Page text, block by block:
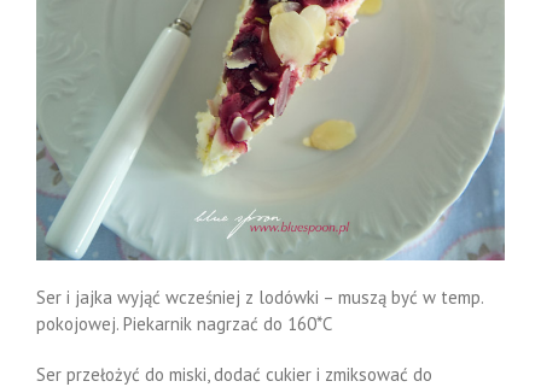
Ser i jajka wyjąć wcześniej z lodówki – muszą być w temp.
pokojowej. Piekarnik nagrzać do 160*C
Ser przełożyć do miski, dodać cukier i zmiksować do